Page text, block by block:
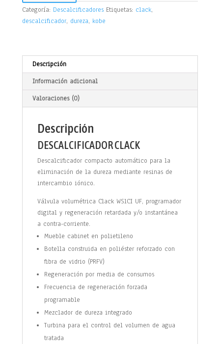
Categoría: Descalcificadores Etiquetas: clack,
descalcificador, dureza, kobe
Descripción
Información adicional
Valoraciones (0)
Descripción
DESCALCIFICADOR CLACK
Descalcificador compacto automático para la
eliminación de la dureza mediante resinas de
intercambio iónico.
Válvula volumétrica Clack WS1CI UF, programador
digital y regeneración retardada y/o instantánea
a contra-corriente.
Mueble cabinet en polietileno
Botella construida en poliéster reforzado con
fibra de vidrio (PRFV)
Regeneración por media de consumos
Frecuencia de regeneración forzada
programable
Mezclador de dureza integrado
Turbina para el control del volumen de agua
tratada